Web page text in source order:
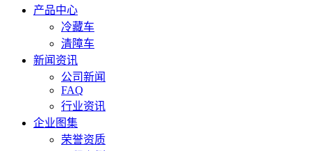
产品中心
冷藏车
清障车
新闻资讯
公司新闻
FAQ
行业资讯
企业图集
荣誉资质